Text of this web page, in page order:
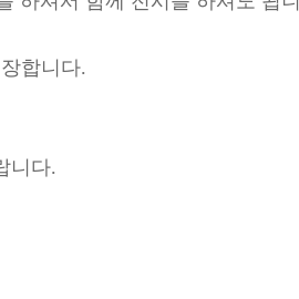
합니다.
니다.